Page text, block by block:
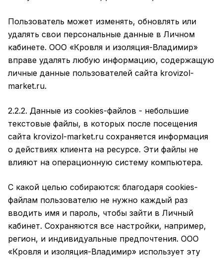
Пользователь может изменять, обновлять или
удалять свои персональные данные в Личном
кабинете. ООО «Кровля и изоляция-Владимир»
вправе удалять любую информацию, содержащую
личные данные пользователей сайта krovizol-
market.ru.
2.2.2. Данные из cookies-файлов - небольшие
текстовые файлы, в которых после посещения
сайта krovizol-market.ru сохраняется информация
о действиях клиента на ресурсе. Эти файлы не
влияют на операционную систему компьютера.
С какой целью собираются: благодаря cookies-
файлам пользователю не нужно каждый раз
вводить имя и пароль, чтобы зайти в Личный
кабинет. Сохраняются все настройки, например,
регион, и индивидуальные предпочтения. ООО
«Кровля и изоляция-Владимир» использует эту